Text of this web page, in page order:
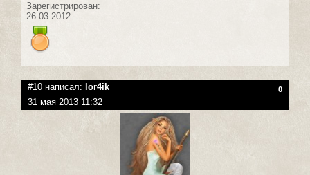
Зарегистрирован:
26.03.2012
#10 написал: lor4ik 0
31 мая 2013 11:32